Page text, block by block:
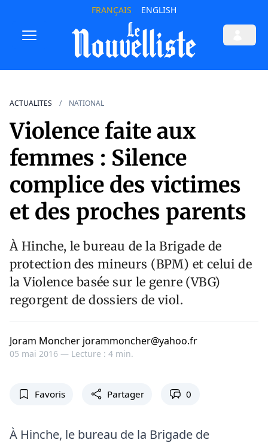
FRANÇAIS ENGLISH
ACTUALITES NATIONAL
Violence faite aux
femmes : Silence
complice des victimes
et des proches parents
À Hinche, le bureau de la Brigade de
protection des mineurs (BPM) et celui de
la Violence basée sur le genre (VBG)
regorgent de dossiers de viol.
Joram Moncher jorammoncher@yahoo.fr
05 mai 2016 — Lecture : 4 min.
Favoris Partager 0
À Hinche, le bureau de la Brigade de